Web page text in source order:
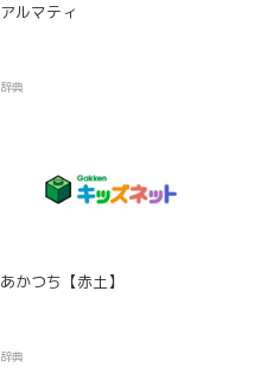
アルマティ
辞典
あかつち【赤土】
辞典